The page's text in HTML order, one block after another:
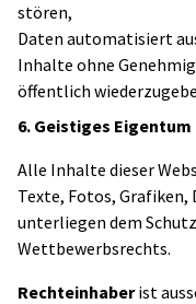
stören,
Daten automatisiert
Inhalte ohne
öffentlich
6. Geistiges Eigentum
Alle Inhalte dieser
Texte, Fotos, Grafiken,
unterliegen dem
Wettbewerbsrechts.
Rechteinhaberist